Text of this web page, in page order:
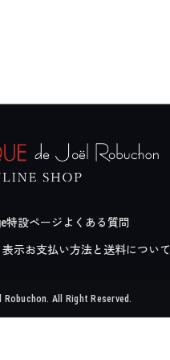
特設ページ よくある質問
表示お支払い方法と送料について
All Right Reserved.